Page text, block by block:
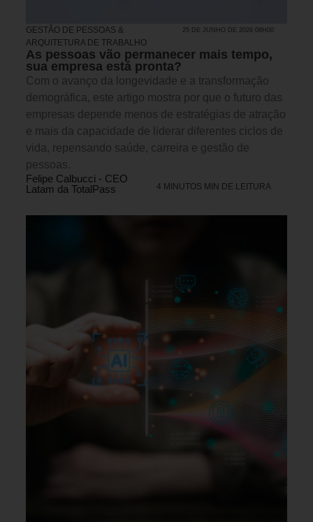
GESTÃO DE PESSOAS &
ARQUITETURA DE TRABALHO
25 DE JUNHO DE 2026 08H00
As pessoas vão permanecer mais tempo,
sua empresa está pronta?
Com o avanço da longevidade e a transformação
demográfica, este artigo mostra por que o futuro das
empresas depende menos de estratégias de atração
e mais da capacidade de liderar diferentes ciclos de
vida, repensando saúde, carreira e gestão de
pessoas.
Felipe Calbucci - CEO
Latam da TotalPass
4 MINUTOS MIN DE LEITURA